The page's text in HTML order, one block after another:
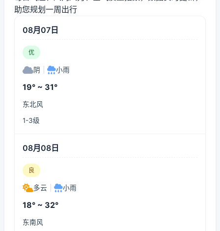
助您规划一周出行
08月07日
优
阴 小雨
19° ~ 31°
东北风
1-3级
08月08日
良
多云 小雨
18° ~ 32°
东南风